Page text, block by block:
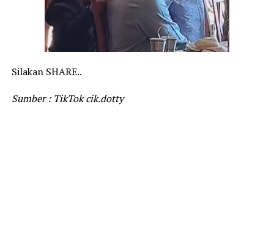
Silakan SHARE..
Sumber : TikTok cik.dotty